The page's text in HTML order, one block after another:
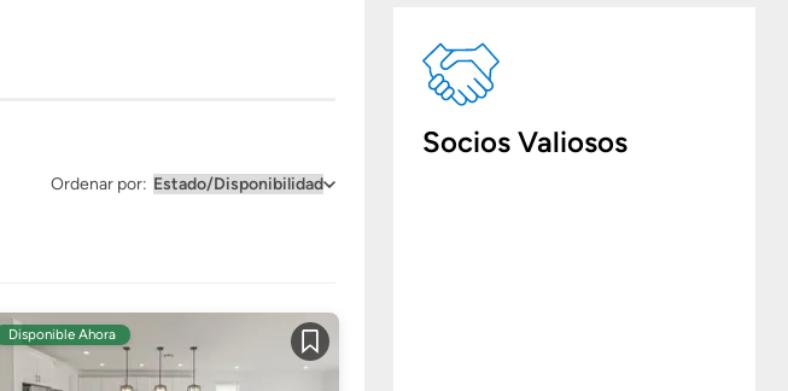
Socios Valiosos
Ordenar por:
Guardar
Disponible Ahora